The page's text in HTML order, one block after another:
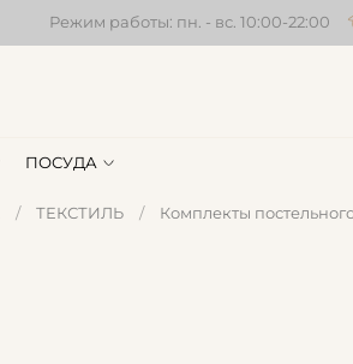
Режим работы: пн. - вс. 10:00-22:00
ПОСУДА
ТЕКСТИЛЬ Комплекты